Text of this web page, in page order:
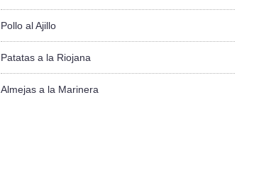
Pollo al Ajillo
Patatas a la Riojana
Almejas a la Marinera